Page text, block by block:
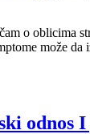
o oblicima
može da
odnos I